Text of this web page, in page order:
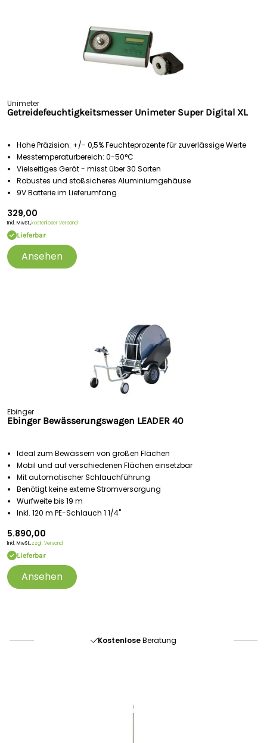
Unimeter
Getreidefeuchtigkeitsmesser Unimeter Super Digital XL
Hohe Präzision: +/- 0,5% Feuchteprozente für zuverlässige Werte
Messtemperaturbereich: 0-50°C
Vielseitiges Gerät - misst über 30 Sorten
Robustes und stoßsicheres Aluminiumgehäuse
9V Batterie im Lieferumfang
329,00
Inkl. MwSt.,kostenloser Versand
Lieferbar
Ansehen
Ebinger
Ebinger Bewässerungswagen LEADER 40
Ideal zum Bewässern von großen Flächen
Mobil und auf verschiedenen Flächen einsetzbar
Mit automatischer Schlauchführung
Benötigt keine externe Stromversorgung
Wurfweite bis 19 m
Inkl. 120 m PE-Schlauch 1 1/4"
5.890,00
Inkl. MwSt.,zzgl. Versand
Lieferbar
AnsehenPortofrei
KostenloseBeratung